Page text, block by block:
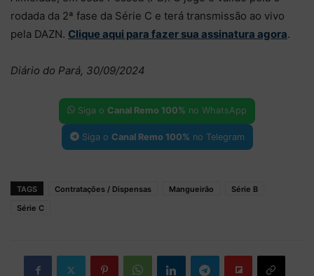
rodada da 2ª fase da Série C e terá transmissão ao vivo
pela DAZN. Clique aqui para fazer sua assinatura agora.
Diário do Pará, 30/09/2024
Siga o Canal Remo 100% no WhatsApp
Siga o Canal Remo 100% no Telegram
TAGS Contratações / Dispensas Mangueirão
Série B
Série C